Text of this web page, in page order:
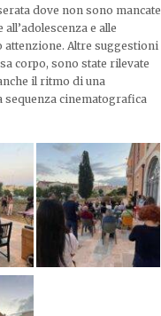
dove non sono mancate
e alle
attenzione. Altre suggestioni
corpo, sono state rilevate
il ritmo di una
sequenza cinematografica